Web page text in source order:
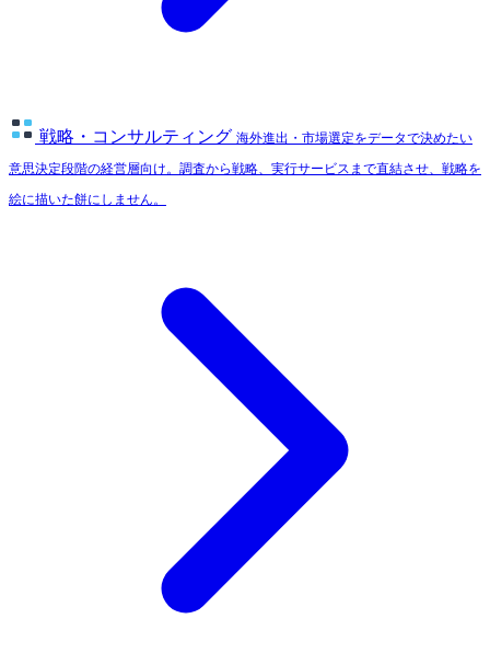
戦略・コンサルティング 海外進出・市場選定をデータで決めたい
意思決定段階の経営層向け。調査から戦略、実行サービスまで直結させ、戦略を
絵に描いた餅にしません。